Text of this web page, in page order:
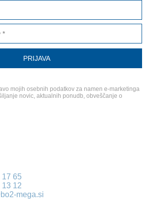
mojih osebnih podatkov za namen e-marketinga
novic, aktualnih ponudb, obveščanje o
17 65
13 12
mega.si